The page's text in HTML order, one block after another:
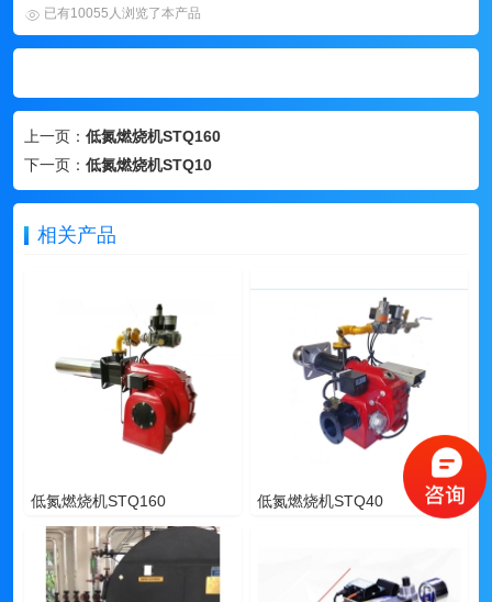
已有10055人浏览了本产品
上一页： 低氮燃烧机STQ160
下一页： 低氮燃烧机STQ10
相关产品
低氮燃烧机STQ160 低氮燃烧机STQ40